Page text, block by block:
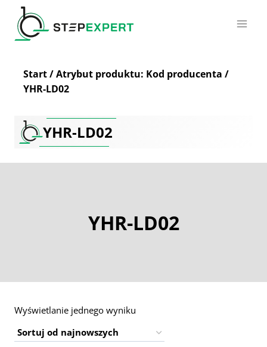
Przejdź
treści
Start/Atrybut produktu: Kod producenta /
YHR-LD02
YHR-LD02
YHR-LD02
Wyświetlanie jednego wyniku